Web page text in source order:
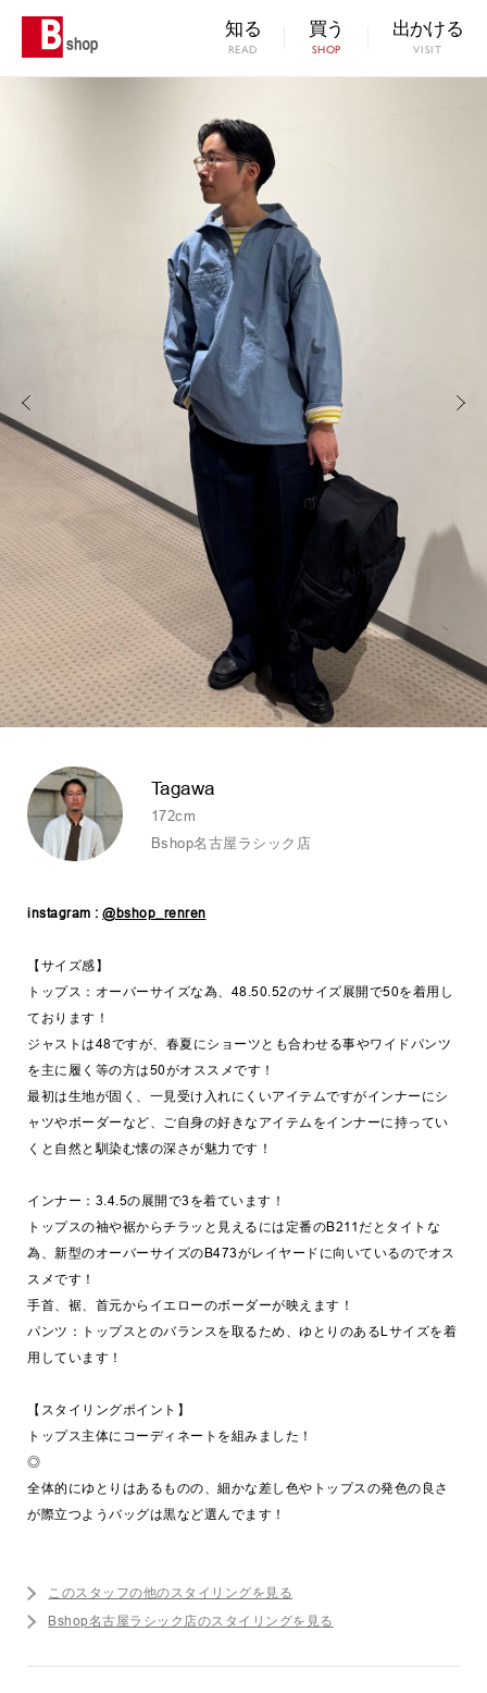
知る
READ
買う
SHOP
出かける
VISIT
Tagawa
172cm
Bshop名古屋ラシック店
instagram : @bshop_renren
【サイズ感】
トップス：オーバーサイズな為、48.50.52のサイズ展開で50を着用し
ております！
ジャストは48ですが、春夏にショーツとも合わせる事やワイドパンツ
を主に履く等の方は50がオススメです！
最初は生地が固く、一見受け入れにくいアイテムですがインナーにシ
ャツやボーダーなど、ご自身の好きなアイテムをインナーに持ってい
くと自然と馴染む懐の深さが魅力です！
インナー：3.4.5の展開で3を着ています！
トップスの袖や裾からチラッと見えるには定番のB211だとタイトな
為、新型のオーバーサイズのB473がレイヤードに向いているのでオス
スメです！
手首、裾、首元からイエローのボーダーが映えます！
パンツ：トップスとのバランスを取るため、ゆとりのあるLサイズを着
用しています！
【スタイリングポイント】
トップス主体にコーディネートを組みました！
◎
全体的にゆとりはあるものの、細かな差し色やトップスの発色の良さ
が際立つようバッグは黒など選んでます！
このスタッフの他のスタイリングを見る
Bshop名古屋ラシック店のスタイリングを見る